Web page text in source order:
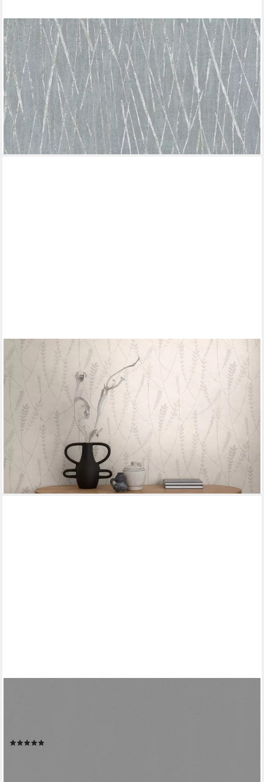
A.S. CRÉATION
Vliestapete Hygge, strukturiert, glänzend, Strukturmuster,
gemustert, Metallic Tapete Struktur Tapeten Wohnzimmer
Schlafzimmer Küche Design
ab 20,69 €
UVP
53,95 €
(3,88 €/ 1 qm)
-62%
lieferbar - in 4-5 Werktagen bei dir
A.S. CRÉATION
Vliestapete Moderne Zweigtapete mit feinen Blätterranken,
strukturiert, matt, (1 St), Leichtes Rankenmotiv für helle,
freundliche Wohnräume
19,99 €
UVP
42,95 €
(3,75 €/ 1 qm)
-53%
lieferbar - in 4-5 Werktagen bei dir